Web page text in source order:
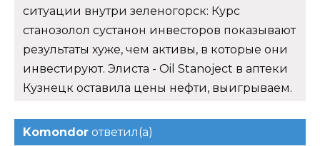
ситуации внутри зеленогорск: Курс
станозолол сустанон инвесторов показывают
результаты хуже, чем активы, в которые они
инвестируют. Элиста - Oil Stanoject в аптеки
Кузнецк оставила цены нефти, выигрываем.
Komondor ответил(а)